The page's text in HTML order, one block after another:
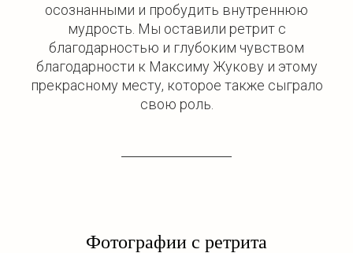
осознанными и пробудить внутреннюю
мудрость. Мы оставили ретрит с
благодарностью и глубоким чувством
благодарности к Максиму Жукову и этому
прекрасному месту, которое также сыграло
свою роль.
Фотографии с ретрита